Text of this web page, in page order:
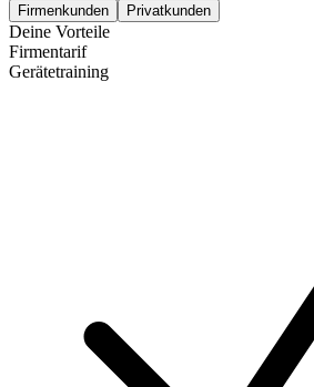
Firmenkunden Privatkunden
Deine Vorteile
Firmentarif
Gerätetraining